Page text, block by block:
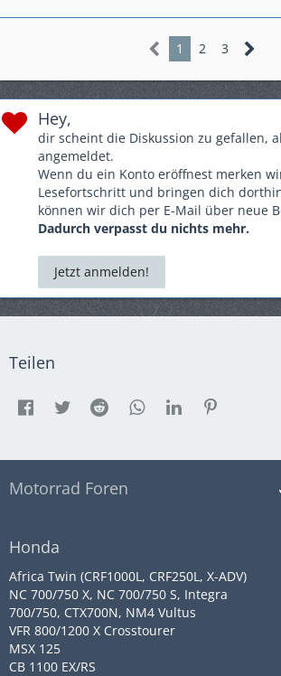
1 2 3
Hey,
dir scheint die Diskussion zu gefallen,
angemeldet.
Wenn du ein Konto eröffnest merken
Lesefortschritt und bringen dich
können wir dich per E-Mail über neue
Dadurch verpasst du nichts mehr.
Jetzt anmelden!
Teilen
Motorrad Foren
Honda
Africa Twin (CRF1000L, CRF250L, X-ADV)
NC 700/750 X, NC 700/750 S, Integra
700/750, CTX700N, NM4 Vultus
VFR 800/1200 X Crosstourer
MSX 125
CB 1100 EX/RS